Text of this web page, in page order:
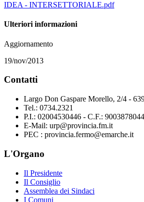
IDEA - INTERSETTORIALE.pdf
Ulteriori informazioni
Aggiornamento
19/nov/2013
Contatti
Largo Don Gaspare Morello, 2/4 -
Tel.: 0734.2321
P.I.: 02004530446 - C.F.:
E-Mail: urp@provincia.fm.it
PEC : provincia.fermo@emarche.it
L'Organo
Il Presidente
Il Consiglio
Assemblea dei Sindaci
I Comuni